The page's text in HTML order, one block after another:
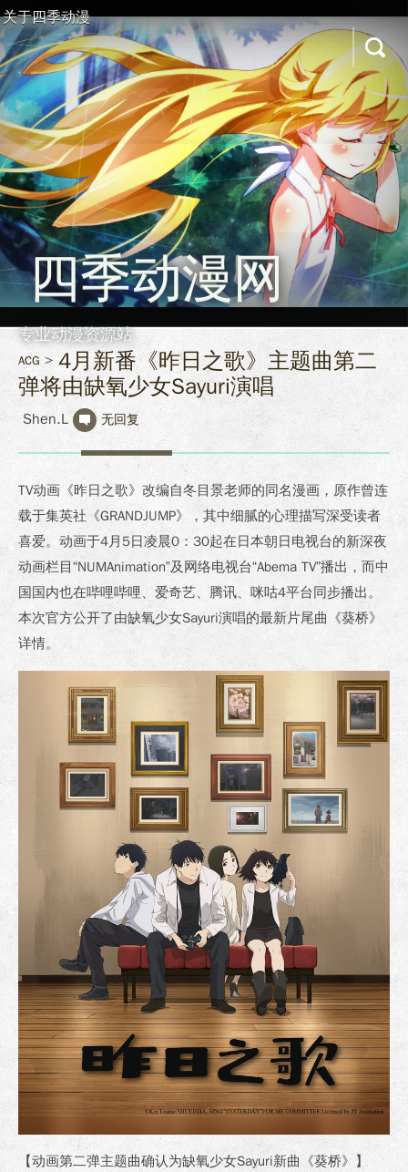
关于四季动漫
四季动漫网
专业动漫资源站
ACG
4月新番《昨日之歌》主题曲第二
弹将由缺氧少女Sayuri演唱
Shen.L 无回复
TV动画《昨日之歌》改编自冬目景老师的同名漫画，原作曾连
载于集英社《GRANDJUMP》，其中细腻的心理描写深受读者
喜爱。动画于4月5日凌晨0：30起在日本朝日电视台的新深夜
动画栏目“NUMAnimation”及网络电视台“Abema TV”播出，而中
国国内也在哔哩哔哩、爱奇艺、腾讯、咪咕4平台同步播出。
本次官方公开了由缺氧少女Sayuri演唱的最新片尾曲《葵桥》
详情。
【动画第二弹主题曲确认为缺氧少女Sayuri新曲《葵桥》】